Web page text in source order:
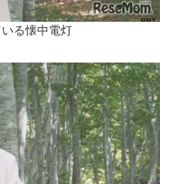
る懐中電灯